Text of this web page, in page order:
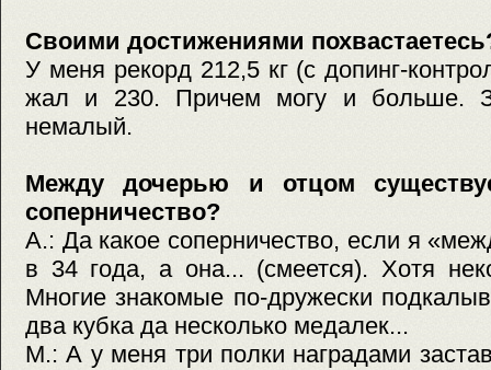
Своими достижениями
У меня рекорд 212,5 кг (с допинг-
жал и 230. Причем могу и больше.
немалый.
Между дочерью и отцом
соперничество?
А.: Да какое соперничество, если я
в 34 года, а она... (смеется). Хотя
Многие знакомые по-дружески
два кубка да несколько медалек...
М.: А у меня три полки наградами